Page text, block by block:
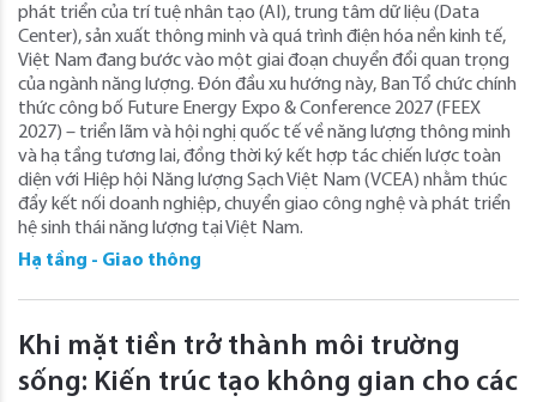
phát triển của trí tuệ nhân tạo (AI), trung tâm dữ liệu (Data
Center), sản xuất thông minh và quá trình điện hóa nền kinh tế,
Việt Nam đang bước vào một giai đoạn chuyển đổi quan trọng
của ngành năng lượng. Đón đầu xu hướng này, Ban Tổ chức chính
thức công bố Future Energy Expo & Conference 2027 (FEEX
2027) – triển lãm và hội nghị quốc tế về năng lượng thông minh
và hạ tầng tương lai, đồng thời ký kết hợp tác chiến lược toàn
diện với Hiệp hội Năng lượng Sạch Việt Nam (VCEA) nhằm thúc
đẩy kết nối doanh nghiệp, chuyển giao công nghệ và phát triển
hệ sinh thái năng lượng tại Việt Nam.
Hạ tầng - Giao thông
Khi mặt tiền trở thành môi trường
sống: Kiến trúc tạo không gian cho các